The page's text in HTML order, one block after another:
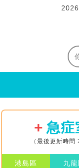
急症
（最後更新時
港島區 九